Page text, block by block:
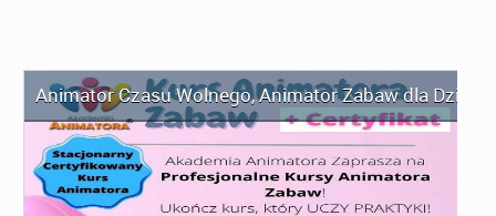
Animator Czasu Wolnego,Animator Zabaw dla Dzieci